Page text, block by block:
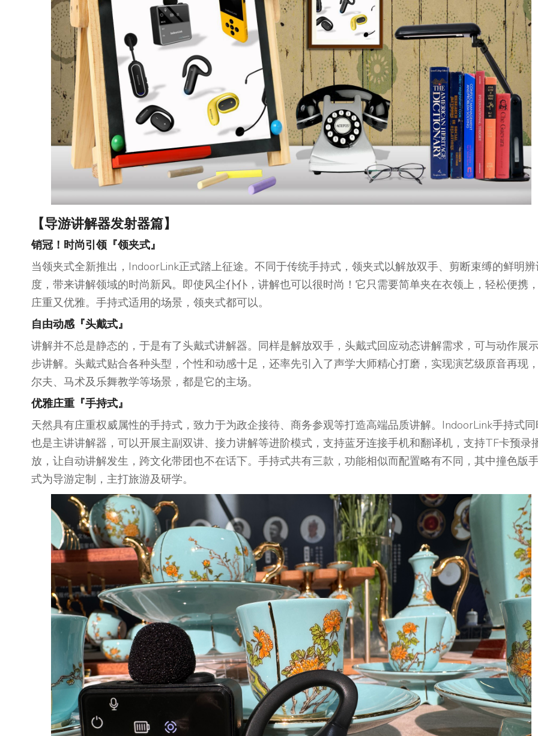
【导游讲解器发射器篇】
销冠！时尚引领 『领夹式』
当领夹式全新推出，IndoorLink正式踏上征途。不同于传统手持式，领夹式以解放双手、剪断束缚的鲜明
度，带来讲解领域的时尚新风。即使风尘仆仆，讲解也可以很时尚！它只需要简单夹在衣领上，轻松便携
庄重又优雅。手持式适用的场景，领夹式都可以。
自由动感『头戴式』
讲解并不总是静态的，于是有了头戴式讲解器。同样是解放双手，头戴式回应动态讲解需求，可与动作展
步讲解。头戴式贴合各种头型，个性和动感十足，还率先引入了声学大师精心打磨，实现演艺级原音再现
尔夫、马术及乐舞教学等场景，都是它的主场。
优雅庄重 『手持式』
天然具有庄重权威属性的手持式，致力于为政企接待、商务参观等打造高端品质讲解。IndoorLink手持式
也是主讲讲解器，可以开展主副双讲、接力讲解等进阶模式，支持蓝牙连接手机和翻译机，支持TF卡预录
放，让自动讲解发生，跨文化带团也不在话下。手持式共有三款，功能相似而配置略有不同，其中撞色版
式为导游定制，主打旅游及研学。